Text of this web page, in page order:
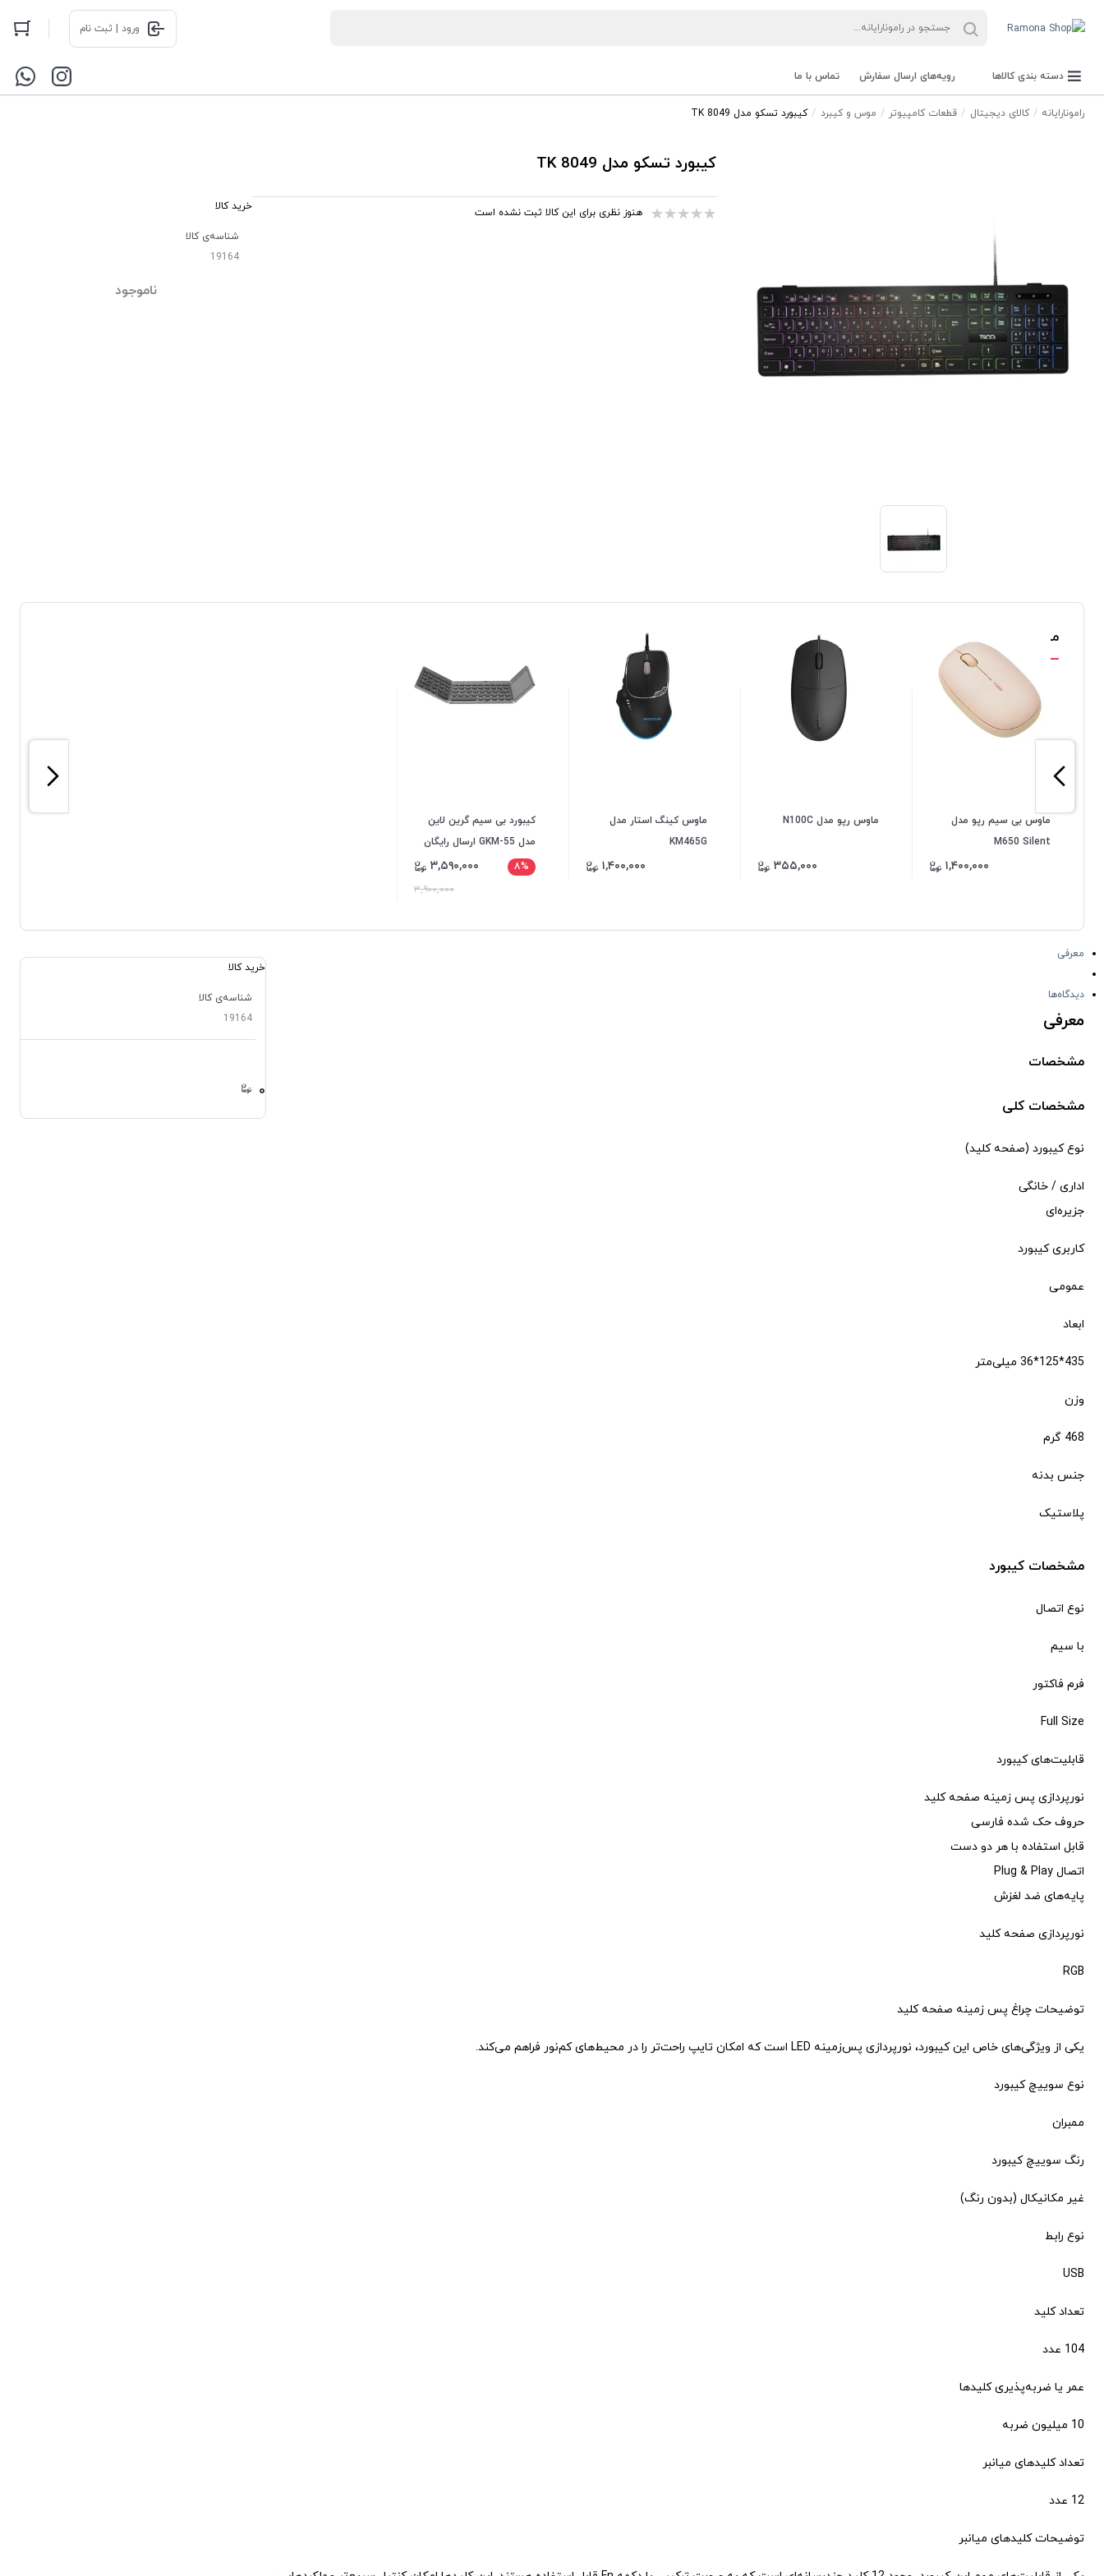
ورود | ثبت نام
دسته بندی کالاها رویه‌های ارسال سفارش تماس با ما
رامونارایانه کالای دیجیتال قطعات کامپیوتر موس و کیبرد کیبورد تسکو مدل TK 8049
کیبورد تسکو مدل TK 8049
هنوز نظری برای این کالا ثبت نشده است
خرید کالا
شناسه‌ی کالا
19164
ناموجود
محصولات مشابه
ماوس بی سیم رپو مدل
M650 Silent
۱,۴۰۰,۰۰۰
ماوس رپو مدل N100C
۳۵۵,۰۰۰
ماوس کینگ استار مدل
KM465G
۱,۴۰۰,۰۰۰
کیبورد بی سیم گرین لاین
مدل GKM-55 ارسال رایگان
۸%
۳,۵۹۰,۰۰۰
۳,۹۰۰,۰۰۰
معرفی
دیدگاه‌ها
معرفی
مشخصات
مشخصات کلی
نوع کیبورد (صفحه کلید)
اداری / خانگی
جزیره‌ای
کاربری کیبورد
عمومی
ابعاد
435*125*36 میلی‌متر
وزن
468 گرم
جنس بدنه
پلاستیک
مشخصات کیبورد
نوع اتصال
با سیم
فرم فاکتور
Full Size
قابلیت‌های کیبورد
نورپردازی پس زمینه صفحه کلید
حروف حک شده فارسی
قابل استفاده با هر دو دست
اتصال Plug & Play
پایه‌های ضد لغزش
نورپردازی صفحه کلید
RGB
توضیحات چراغ‌ پس زمینه صفحه کلید
یکی از ویژگی‌های خاص این کیبورد، نورپردازی پس‌زمینه LED است که امکان تایپ راحت‌تر را در محیط‌های کم‌نور فراهم می‌کند.
نوع سوییچ کیبورد
ممبران
رنگ سوییچ کیبورد
غیر مکانیکال (بدون رنگ)
نوع رابط
USB
تعداد کلید
104 عدد
عمر یا ضربه‌پذیری کلیدها
10 میلیون ضربه
تعداد کلیدهای میانبر
12 عدد
توضیحات کلیدهای میانبر
خرید کالا
شناسه‌ی کالا
19164
۰